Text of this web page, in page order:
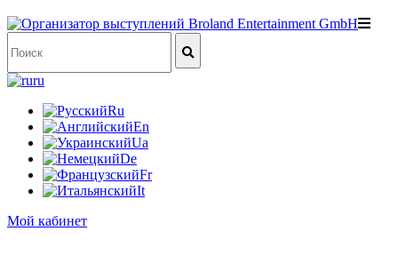
ru
Ru
En
Ua
De
Fr
It
Мой кабинет